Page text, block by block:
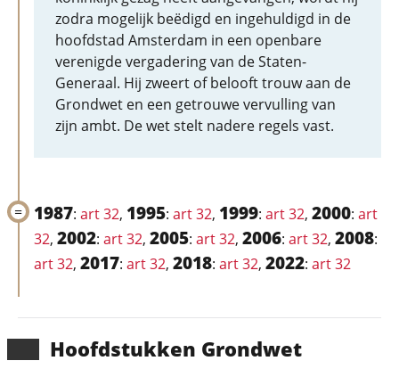
Hoofd­stukken Grondwet
zodra mogelijk beëdigd en ingehuldigd in de
hoofdstad Amsterdam in een openbare
verenigde vergadering van de Staten-
Generaal. Hij zweert of belooft trouw aan de
Grondwet en een getrouwe vervulling van
zijn ambt. De wet stelt nadere regels vast.
1987: art 32, 1995: art 32, 1999: art 32, 2000: art
32, 2002: art 32, 2005: art 32, 2006: art 32, 2008:
art 32, 2017: art 32, 2018: art 32, 2022: art 32